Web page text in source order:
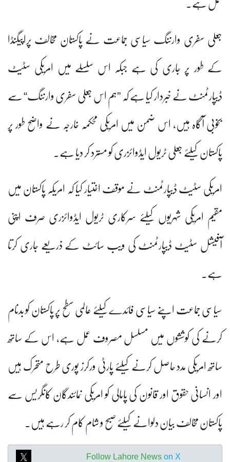
جعلی سفری وارننگ سیاسی جماعت نے پاکستان مخالف پراپیگنڈا
کے طور پر جاری کی ہے جبکہ اس سلسلے میں امریکی سٹیٹ
ڈیپارٹمنٹ نے خبردار کیا ہے کہ ”ہم اس جعلی سفری وارننگ“ سے
بخوبی آگاہ ہیں، اس ضمن میں امریکی محکمہ خارجہ نے واضح طور پر
پاکستان کیلئے جعلی ٹریول ایڈوائزری کو مسترد کر دیا ہے۔
امریکی سٹیٹ ڈیپارٹمنٹ نے موقف اختیار کیا کہ امریکہ پاکستان میں
مقیم امریکی شہریوں کیلئے سرکاری ٹریول ایڈوائزری صرف اپنی
آفیشل سٹیٹ ڈیپارٹمنٹ کی ویب سائٹ کے ذریعے جاری کرتا
ہے۔
سیاسی جماعت اپنے سیاسی فائدے کیلئے عالمی سطح پر پاکستان کو بدنام
کرنے کی کوششوں میں مسلسل مصروف عمل ہے، اس کے ساتھ
ساتھ امریکی مدد حاصل کرنے کیلئے پارٹی ورکرز پوری طرح متحرک ہیں
اور انسانی حقوق اور قانون کی پامالی کو امریکی نمائندگان کانگریس سے
پاکستان مخالف بیان دلوانے کیلئے صبح و شام کام کر رہے ہیں۔
Follow Lahore News on X